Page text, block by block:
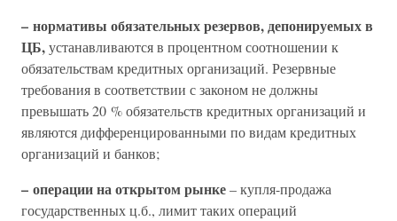
– нормативы обязательных резервов, депонируемых в
ЦБ,устанавливаются в процентном соотношении к
обязательствам кредитных организаций. Резервные
требования в соответствии с законом не должны
превышать 20 % обязательств кредитных организаций и
являются дифференцированными по видам кредитных
организаций и банков;
– операции на открытом рынке– купля-продажа
государственных ц.б., лимит таких операций